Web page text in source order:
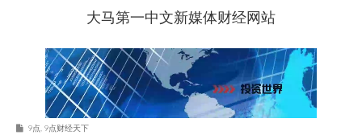
9点股票
大马第一中文新媒体财经网站
9点 9点财经天下